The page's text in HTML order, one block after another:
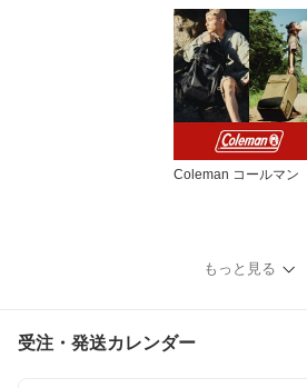
Coleman コールマン
もっと見る
受注・発送カレンダー